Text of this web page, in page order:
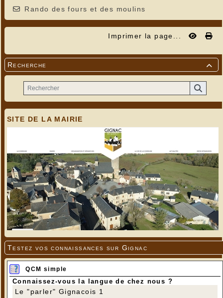
Rando des fours et des moulins
Imprimer la page...

Recherche
SITE DE LA MAIRIE
Testez vos connaissances sur Gignac
QCM simple
Connaissez-vous la langue de chez nous ?
Le "parler" Gignacois 1